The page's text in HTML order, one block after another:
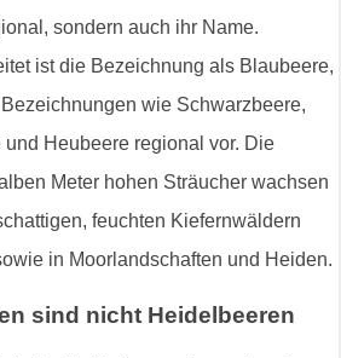
sondern auch ihr Name.
ist die Bezeichnung als Blaubeere,
wie Schwarzbeere,
Heubeere regional vor. Die
Meter hohen Sträucher wachsen
feuchten Kiefernwäldern
in Moorlandschaften und Heiden.
sind nicht Heidelbeeren